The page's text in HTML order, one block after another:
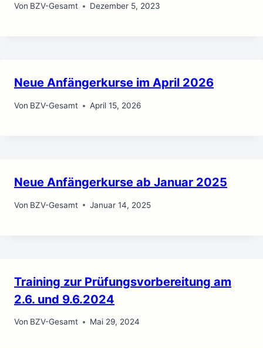
Von BZV-Gesamt Dezember 5, 2023
Neue Anfängerkurse im April 2026
Von BZV-Gesamt April 15, 2026
Neue Anfängerkurse ab Januar 2025
Von BZV-Gesamt Januar 14, 2025
Training zur Prüfungsvorbereitung am
2.6. und 9.6.2024
Von BZV-Gesamt Mai 29, 2024